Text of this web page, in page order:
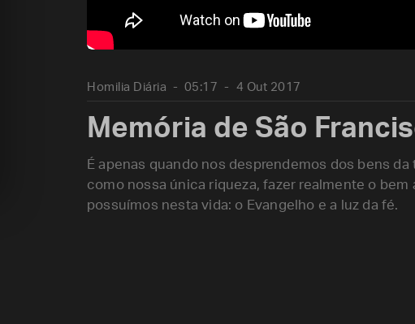
Homilia Diária 05:17 4 Out 2017
Memória de São
É apenas quando nos desprendemos dos bens
como nossa única riqueza, fazer realmente o
possuímos nesta vida: o Evangelho e a luz da fé.